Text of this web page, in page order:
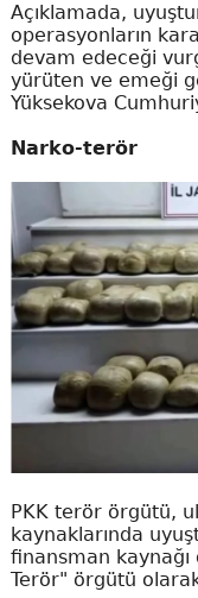
Açıklamada,
operasyonların
devam edeceği
yürüten ve emeği
Yüksekova
Narko-terör
PKK terör örgütü,
kaynaklarında
finansman
Terör" örgütü